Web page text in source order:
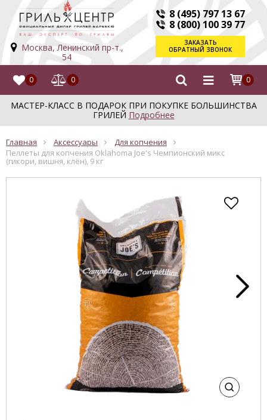
Москва, Ленинский пр-т.,
54
8 (495) 797 13 67
8 (800) 100 39 77
ЗАКАЗАТЬ
ОБРАТНЫЙ ЗВОНОК
0 0 0
МАСТЕР-КЛАСС В ПОДАРОК ПРИ ПОКУПКЕ БОЛЬШИНСТВА
ГРИЛЕЙ Подробнее
Главная Аксессуары
Для копчения
Пеллеты для копчения Oklahoma Joe's Чемпионский микс
(гикори, вишня, клён), 9 кг